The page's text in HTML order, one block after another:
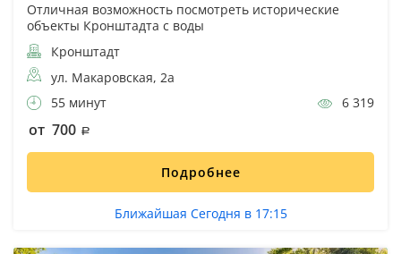
Отличная возможность посмотреть исторические
объекты Кронштадта с воды
Кронштадт
ул. Макаровская, 2а
55 минут
6 319
от 700
Подробнее
Ближайшая Сегодня в 17:15